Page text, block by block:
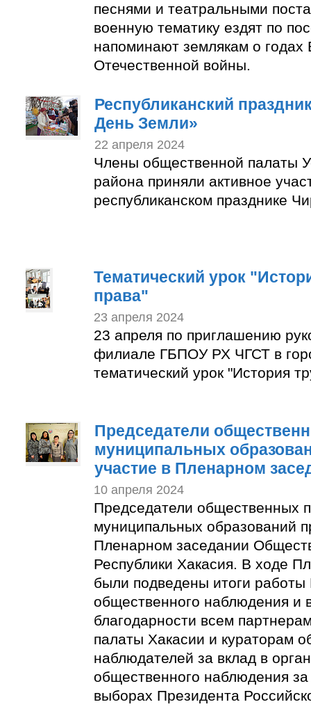
песнями и театральными
военную тематику ездят по
напоминают землякам о годах
Отечественной войны.
Республиканский
День Земли»
22 апреля 2024
Члены общественной палаты
района приняли активное
республиканском празднике
Тематический урок
права"
23 апреля 2024
23 апреля по приглашению
филиале ГБПОУ РХ ЧГСТ в
тематический урок "История
Председатели
муниципальных
участие в Пленарном
10 апреля 2024
Председатели общественных
муниципальных образований
Пленарном заседании
Республики Хакасия. В ходе
были подведены итоги работы
общественного наблюдения и
благодарности всем
палаты Хакасии и кураторам
наблюдателей за вклад в
общественного наблюдения
выборах Президента